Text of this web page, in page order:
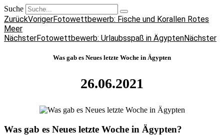
Suche
ZurückVorigerFotowettbewerb: Fische und Korallen Rotes
Meer
NächsterFotowettbewerb: Urlaubsspaß in ÄgyptenNächster
Was gab es Neues letzte Woche in Ägypten
26.06.2021
Was gab es Neues letzte Woche in Ägypten?